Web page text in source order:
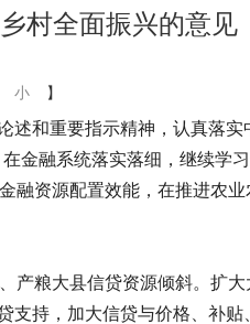
村全面振兴的意见
小 】
述和重要指示精神，认真落实
金融系统落实落细，继续学
融资源配置效能，在推进农
产粮大县信贷资源倾斜。扩
支持，加大信贷与价格、补